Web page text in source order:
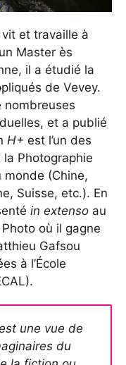
et travaille à
Master ès
il a étudié la
de Vevey.
nombreuses
et a publié
H+ est l’un des
Photographie
monde (Chine,
Suisse, etc.). En
in extenso au
où il gagne
Gafsou
à l’École
une vue de
du